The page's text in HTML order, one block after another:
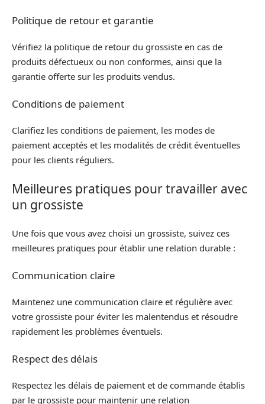
Politique de retour et garantie
Vérifiez la politique de retour du grossiste en cas de
produits défectueux ou non conformes, ainsi que la
garantie offerte sur les produits vendus.
Conditions de paiement
Clarifiez les conditions de paiement, les modes de
paiement acceptés et les modalités de crédit éventuelles
pour les clients réguliers.
Meilleures pratiques pour travailler avec
un grossiste
Une fois que vous avez choisi un grossiste, suivez ces
meilleures pratiques pour établir une relation durable :
Communication claire
Maintenez une communication claire et régulière avec
votre grossiste pour éviter les malentendus et résoudre
rapidement les problèmes éventuels.
Respect des délais
Respectez les délais de paiement et de commande établis
par le grossiste pour maintenir une relation